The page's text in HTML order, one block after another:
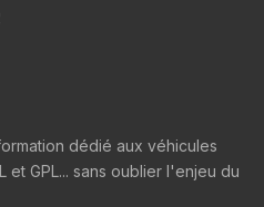
dédié aux véhicules
et GPL... sans oublier l'enjeu du